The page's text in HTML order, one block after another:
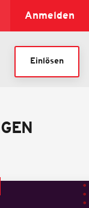
Anmelden
Einlösen